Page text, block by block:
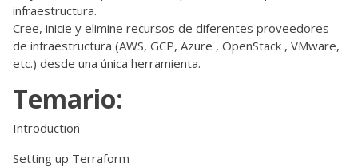
infraestructura.
Cree, inicie y elimine recursos de diferentes proveedores
de infraestructura (AWS, GCP, Azure , OpenStack , VMware,
etc.) desde una única herramienta.
Temario:
Introduction
Setting up Terraform